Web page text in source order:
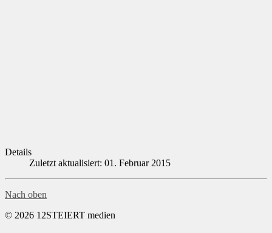
Details
Zuletzt aktualisiert: 01. Februar 2015
Nach oben
© 2026 12STEIERT medien